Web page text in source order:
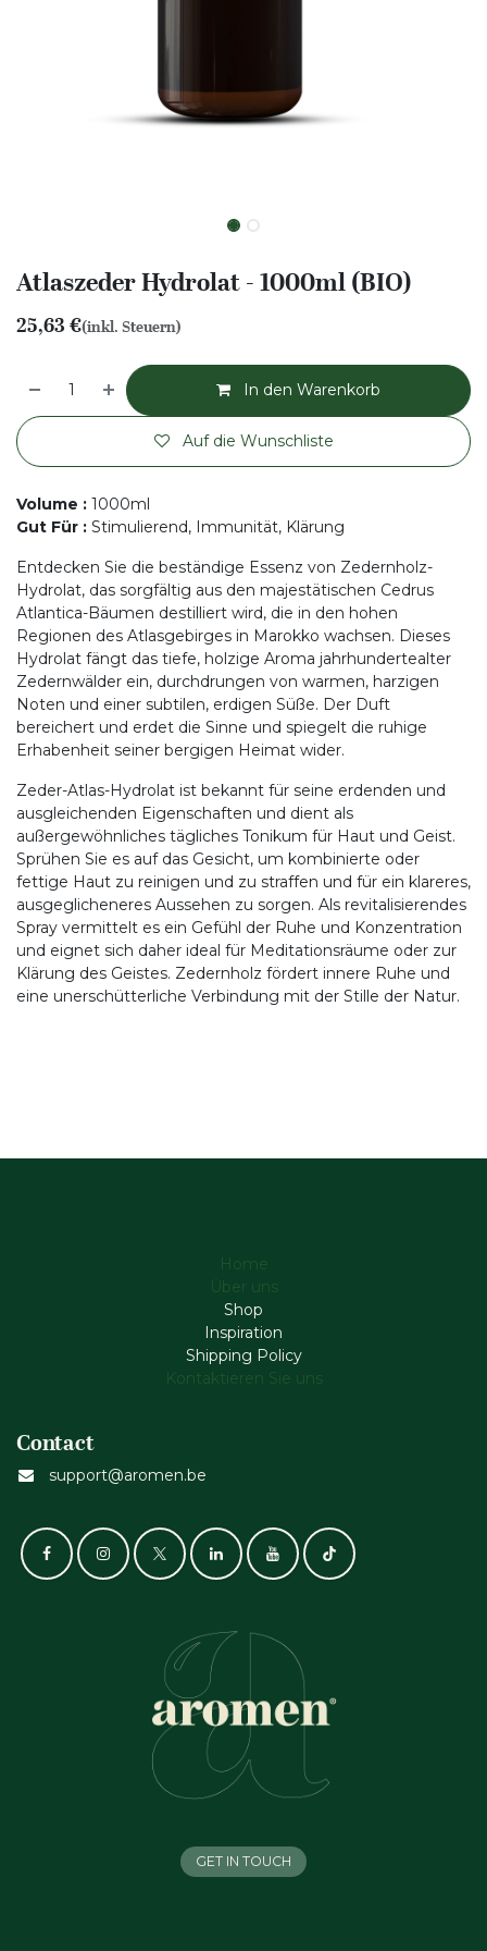
Atlaszeder Hydrolat - 1000ml (BIO)
25,63€(inkl. Steuern)
In den Warenkorb
Auf die Wunschliste
Volume : 1000ml
Gut Für : Stimulierend, Immunität, Klärung
Entdecken Sie die beständige Essenz von Zedernholz-
Hydrolat, das sorgfältig aus den majestätischen Cedrus
Atlantica-Bäumen destilliert wird, die in den hohen
Regionen des Atlasgebirges in Marokko wachsen. Dieses
Hydrolat fängt das tiefe, holzige Aroma jahrhundertealter
Zedernwälder ein, durchdrungen von warmen, harzigen
Noten und einer subtilen, erdigen Süße. Der Duft
bereichert und erdet die Sinne und spiegelt die ruhige
Erhabenheit seiner bergigen Heimat wider.
Zeder-Atlas-Hydrolat ist bekannt für seine erdenden und
ausgleichenden Eigenschaften und dient als
außergewöhnliches tägliches Tonikum für Haut und Geist.
Sprühen Sie es auf das Gesicht, um kombinierte oder
fettige Haut zu reinigen und zu straffen und für ein klareres,
ausgeglicheneres Aussehen zu sorgen. Als revitalisierendes
Spray vermittelt es ein Gefühl der Ruhe und Konzentration
und eignet sich daher ideal für Meditationsräume oder zur
Klärung des Geistes. Zedernholz fördert innere Ruhe und
eine unerschütterliche Verbindung mit der Stille der Natur.
Home
Über uns
Shop
Inspiration
Shipping Policy
Kontaktieren Sie uns
Contact
support@aromen.be
GET IN TOUCH